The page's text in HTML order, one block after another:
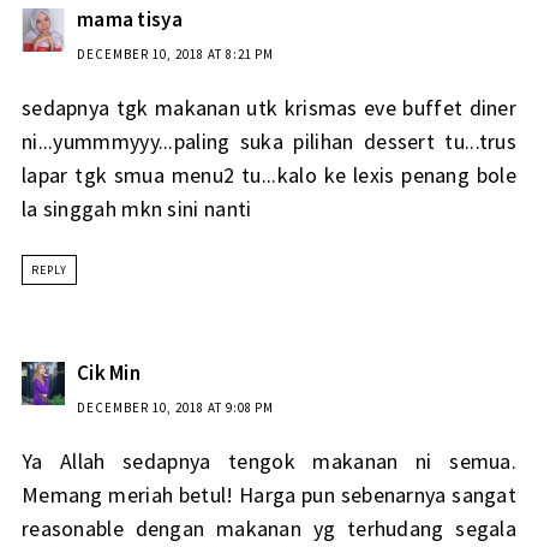
mama tisya
DECEMBER 10, 2018 AT 8:21 PM
sedapnya tgk makanan utk krismas eve buffet diner
ni...yummmyyy...paling suka pilihan dessert tu...trus
lapar tgk smua menu2 tu...kalo ke lexis penang bole
la singgah mkn sini nanti
REPLY
Cik Min
DECEMBER 10, 2018 AT 9:08 PM
Ya Allah sedapnya tengok makanan ni semua.
Memang meriah betul! Harga pun sebenarnya sangat
reasonable dengan makanan yg terhudang segala